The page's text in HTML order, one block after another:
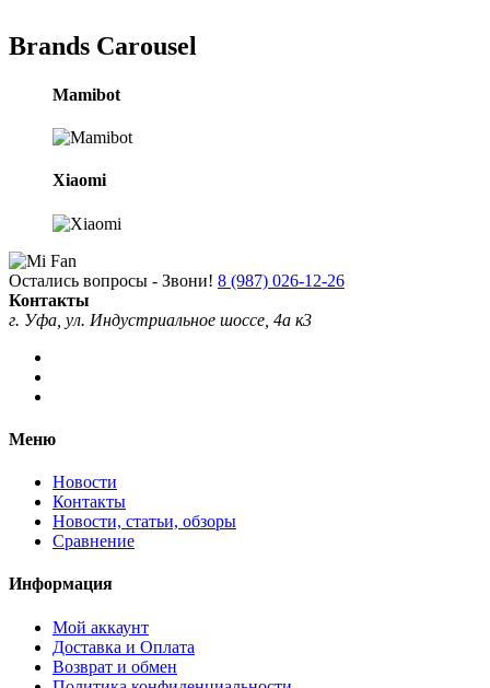
Brands Carousel
Mamibot
Xiaomi
Остались вопросы - Звони! 8 (987) 026-12-26
Контакты
г. Уфа, ул. Индустриальное шоссе, 4а к3
Меню
Новости
Контакты
Новости, статьи, обзоры
Сравнение
Информация
Мой аккаунт
Доставка и Оплата
Возврат и обмен